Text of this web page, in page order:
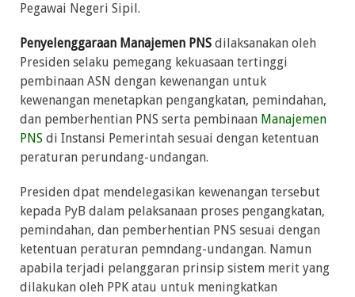
Pegawai Negeri Sipil.
Penyelenggaraan Manajemen PNS dilaksanakan oleh
Presiden selaku pemegang kekuasaan tertinggi
pembinaan ASN dengan kewenangan untuk
kewenangan menetapkan pengangkatan, pemindahan,
dan pemberhentian PNS serta pembinaan Manajemen
PNS di Instansi Pemerintah sesuai dengan ketentuan
peraturan perundang-undangan.
Presiden dpat mendelegasikan kewenangan tersebut
kepada PyB dalam pelaksanaan proses pengangkatan,
pemindahan, dan pemberhentian PNS sesuai dengan
ketentuan peraturan pemndang-undangan. Namun
apabila terjadi pelanggaran prinsip sistem merit yang
dilakukan oleh PPK atau untuk meningkatkan